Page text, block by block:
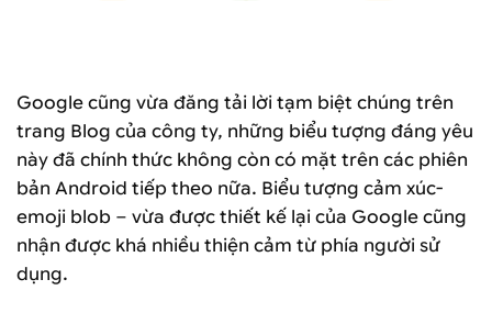
Google cũng vừa đăng tải lời tạm biệt chúng trên
trang Blog của công ty, những biểu tượng đáng yêu
này đã chính thức không còn có mặt trên các phiên
bản Android tiếp theo nữa. Biểu tượng cảm xúc-
emoji blob – vừa được thiết kế lại của Google cũng
nhận được khá nhiều thiện cảm từ phía người sử
dụng.